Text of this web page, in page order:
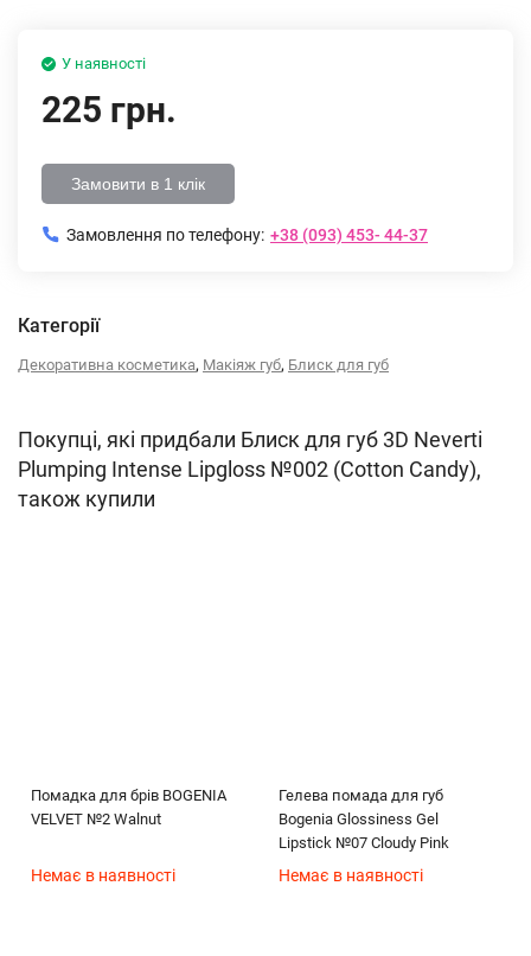
У наявності
225 грн.
Замовити в 1 клік
Замовлення по телефону: +38 (093) 453- 44-37
Категорії
Декоративна косметика, Макіяж губ, Блиск для губ
Покупці, які придбали Блиск для губ 3D Neverti
Plumping Intense Lipgloss №002 (Cotton Candy),
також купили
Помадка для брів BOGENIA
VELVET №2 Walnut
Немає в наявності
Гелева помада для губ
Bogenia Glossiness Gel
Lipstick №07 Cloudy Pink
Немає в наявності